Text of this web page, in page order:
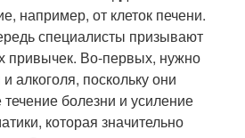
например, от клеток печени.
специалисты призывают
привычек. Во-первых, нужно
алкоголя, поскольку они
болезни и усиление
которая значительно